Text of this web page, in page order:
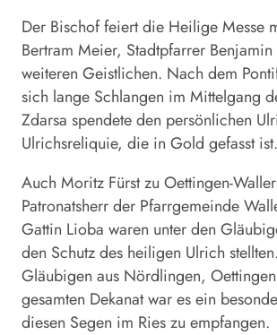
Der Bischof feiert die Heilige Messe
Bertram Meier, Stadtpfarrer Benjamin
weiteren Geistlichen. Nach dem
sich lange Schlangen im Mittelgang
Zdarsa spendete den persönlichen
Ulrichsreliquie, die in Gold gefasst ist.
Auch Moritz Fürst zu Oettingen-
Patronatsherr der Pfarrgemeinde
Gattin Lioba waren unter den
den Schutz des heiligen Ulrich
Gläubigen aus Nördlingen,
gesamten Dekanat war es ein
diesen Segen im Ries zu empfangen.